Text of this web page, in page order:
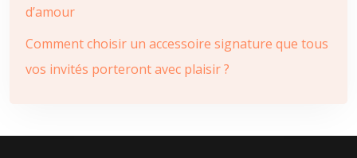
d’amour
Comment choisir un accessoire signature que tous
vos invités porteront avec plaisir ?